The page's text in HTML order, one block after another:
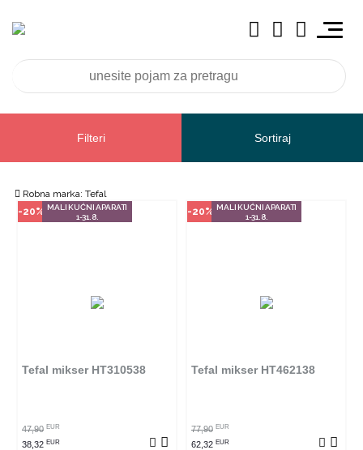
Filteri Sortiraj
Robna marka: Tefal
se poručiti online. Klikom na
proizvod provjerite u kojim
radnjama ga možete kupiti.
-20% MALI KUĆNI APARATI
1-31.8.
Tefal mikser HT310538
47,90 EUR
38,32 EUR
Ovaj proizvod dostupan je samo
se poručiti online. Klikom na
proizvod provjerite u kojim
radnjama ga možete kupiti.
-20% MALI KUĆNI APARATI
1-31.8.
Tefal mikser HT462138
77,90 EUR
62,32 EUR